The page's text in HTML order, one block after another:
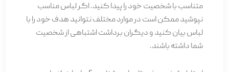
متناسب با شخصیت خود را پیدا کنید. اگر لباس مناسب
نپوشید ممکن است در موارد مختلف نتوانید هدف خود را با
لباس بیان کنید و دیگران برداشت اشتباهی از شخصیت
شما داشته باشند.